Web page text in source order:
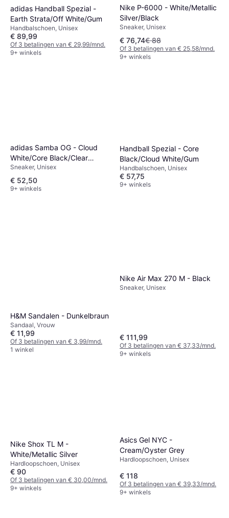
adidas Handball Spezial -
Earth Strata/Off White/Gum
Handbalschoen, Unisex
€ 89,99
Of 3 betalingen van € 29,99/mnd.
9+ winkels
Nike P-6000 - White/Metallic
Silver/Black
Sneaker, Unisex
€ 76,74€ 88
Of 3 betalingen van € 25,58/mnd.
9+ winkels
adidas Samba OG - Cloud
White/Core Black/Clear
Granite
Sneaker, Unisex
€ 52,50
9+ winkels
Handball Spezial - Core
Black/Cloud White/Gum
Handbalschoen, Unisex
€ 57,75
9+ winkels
H&M Sandalen - Dunkelbraun
Sandaal, Vrouw
€ 11,99
Of 3 betalingen van € 3,99/mnd.
1 winkel
Nike Air Max 270 M - Black
Sneaker, Unisex
€ 111,99
Of 3 betalingen van € 37,33/mnd.
9+ winkels
Nike Shox TL M -
White/Metallic Silver
Hardloopschoen, Unisex
€ 90
Of 3 betalingen van € 30,00/mnd.
9+ winkels
Asics Gel NYC -
Cream/Oyster Grey
Hardloopschoen, Unisex
€ 118
Of 3 betalingen van € 39,33/mnd.
9+ winkels